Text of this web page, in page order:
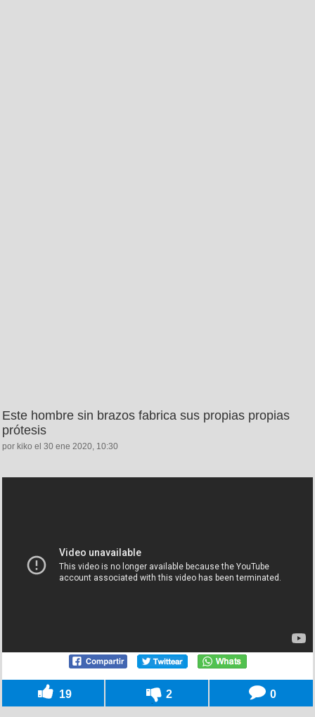
Este hombre sin brazos fabrica sus propias propias
prótesis
por kiko el 30 ene 2020, 10:30
19 2 0